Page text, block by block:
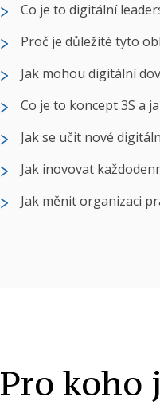
Co je to digitální
Proč je důležité tyto
Jak mohou digitální
Co je to koncept 3S a
Jak se učit nové
Jak inovovat
Jak měnit organizaci
Pro koho